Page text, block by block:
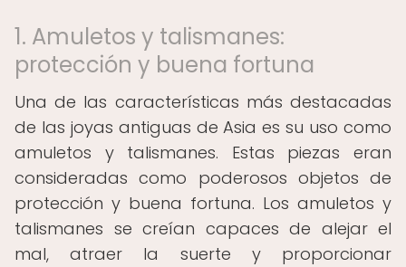
1. Amuletos y talismanes:
protección y buena fortuna
Una de las características más destacadas
de las joyas antiguas de Asia es su uso como
amuletos y talismanes. Estas piezas eran
consideradas como poderosos objetos de
protección y buena fortuna. Los amuletos y
talismanes se creían capaces de alejar el
mal, atraer la suerte y proporcionar